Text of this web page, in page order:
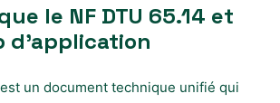
le NF DTU 65.14 et
d’application
est un document technique unifié qui